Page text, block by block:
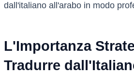
dall'italiano all'arabo in modo
L'Importanza
Tradurre